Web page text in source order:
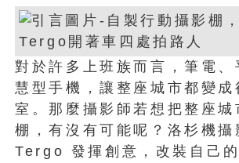
對於許多上班族而言，筆電、
慧型手機，讓整座城市都變成
室。那麼攝影師若想把整座城
棚，有沒有可能呢？洛杉機
Tergo 發揮創意，改裝自己